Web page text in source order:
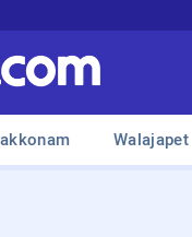
Walajapet